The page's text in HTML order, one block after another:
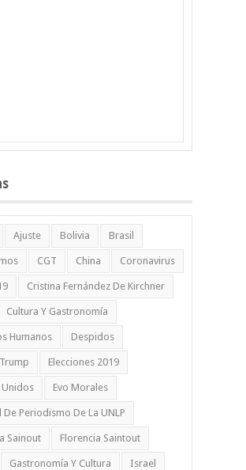
Ajuste Bolivia Brasil
CGT China Coronavirus
Cristina Fernández De Kirchner
Cultura Y Gastronomía
Humanos Despidos
Elecciones 2019
Unidos Evo Morales
De Periodismo De La UNLP
Sainout Florencia Saintout
Gastronomía Y Cultura Israel